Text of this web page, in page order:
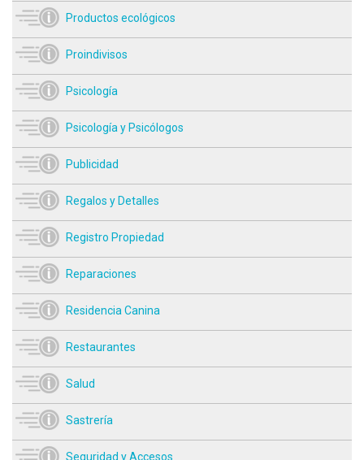
Productos ecológicos
Proindivisos
Psicología
Psicología y Psicólogos
Publicidad
Regalos y Detalles
Registro Propiedad
Reparaciones
Residencia Canina
Restaurantes
Salud
Sastrería
Seguridad y Accesos